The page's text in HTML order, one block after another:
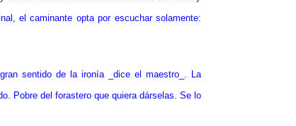
el caminante opta por escuchar solamente:
sentido de la ironía _dice el maestro_. La
Pobre del forastero que quiera dárselas. Se lo